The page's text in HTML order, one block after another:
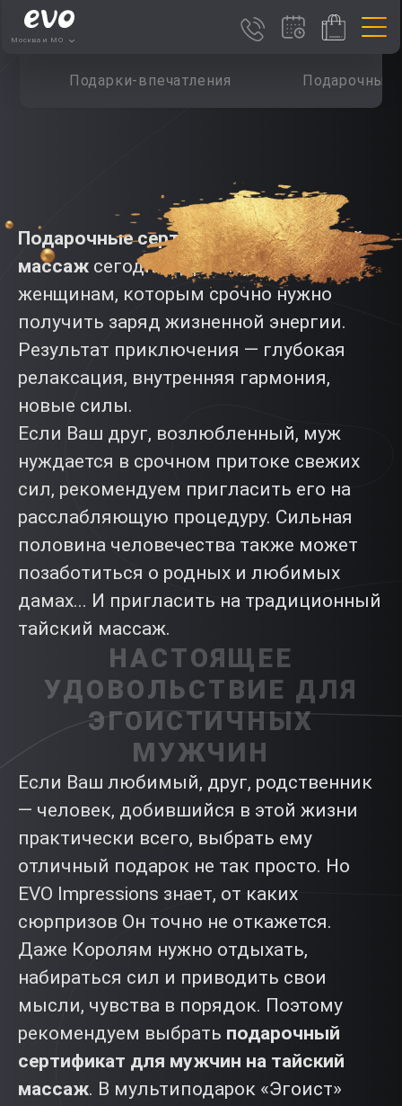
Москва и МО
Подарки-впечатления Подарочные
Подарочные сертификаты на тайский
массаж сегодня дарят мужчинам и
женщинам, которым срочно нужно
получить заряд жизненной энергии.
Результат приключения — глубокая
релаксация, внутренняя гармония,
новые силы.
Если Ваш друг, возлюбленный, муж
нуждается в срочном притоке свежих
сил, рекомендуем пригласить его на
расслабляющую процедуру. Сильная
половина человечества также может
позаботиться о родных и любимых
дамах... И пригласить на традиционный
тайский массаж.
НАСТОЯЩЕЕ
УДОВОЛЬСТВИЕ ДЛЯ
ЭГОИСТИЧНЫХ
МУЖЧИН
Если Ваш любимый, друг, родственник
— человек, добившийся в этой жизни
практически всего, выбрать ему
отличный подарок не так просто. Но
EVO Impressions знает, от каких
сюрпризов Он точно не откажется.
Даже Королям нужно отдыхать,
набираться сил и приводить свои
мысли, чувства в порядок. Поэтому
рекомендуем выбрать подарочный
сертификат для мужчин на тайский
массаж. В мультиподарок «Эгоист»